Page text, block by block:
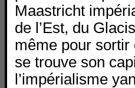
Maastricht
de l’Est, du
même pour sortir
se trouve son
l’impérialisme